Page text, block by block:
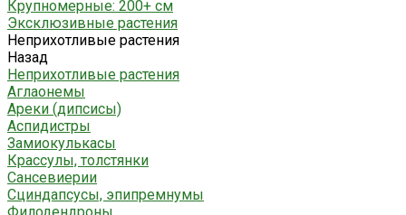
Крупномерные: 200+ см
Эксклюзивные растения
Неприхотливые растения
Назад
Неприхотливые растения
Аглаонемы
Ареки (дипсисы)
Аспидистры
Замиокулькасы
Крассулы, толстянки
Сансевиерии
Сциндапсусы, эпипремнумы